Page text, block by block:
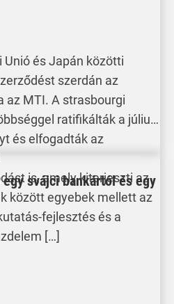
és Japán közötti
szerdán az
az MTI. A strasbourgi
ratifikálták a július
és elfogadták az
is, amely kiterjeszti az
között egyebek mellett az
fejlesztés és a
[…]
svájci bankártól és egy